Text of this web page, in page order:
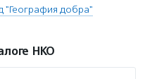
"География добра"
НКО